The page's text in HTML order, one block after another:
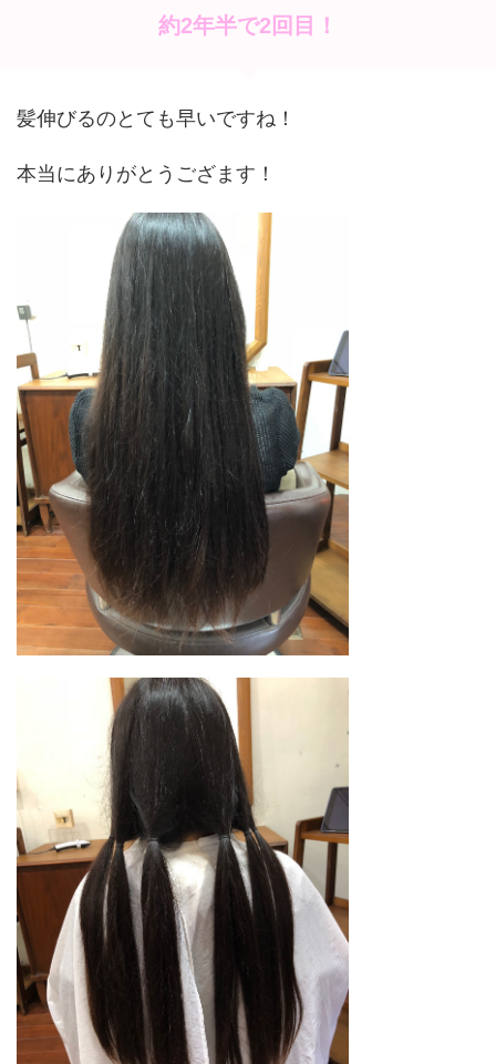
約2年半で2回目！
髪伸びるのとても早いですね！
本当にありがとうござます！